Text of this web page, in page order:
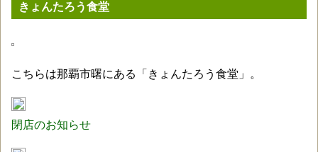
きょんたろう食堂
こちらは那覇市曙にある「きょんたろう食堂」。
閉店のお知らせ